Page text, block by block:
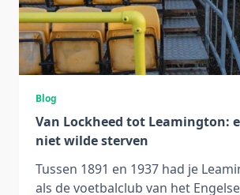
Blog
Van Lockheed tot Leamington:
niet wilde sterven
Tussen 1891 en 1937 had je
als de voetbalclub van het